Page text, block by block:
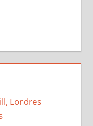
Londres